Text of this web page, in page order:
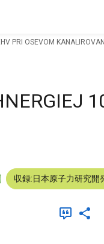
PRI OSEVOM
収録:日本原子力研究開